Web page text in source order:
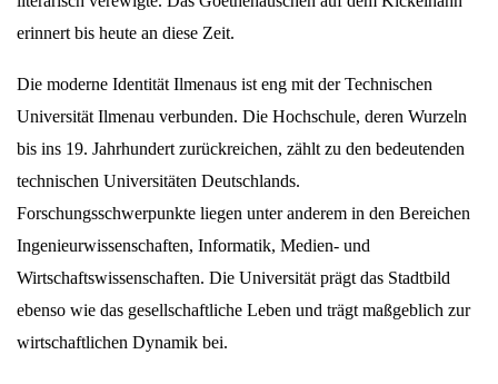
erinnert bis heute an diese Zeit.
Die moderne Identität Ilmenaus ist eng mit der Technischen
Universität Ilmenau verbunden. Die Hochschule, deren Wurzeln
bis ins 19. Jahrhundert zurückreichen, zählt zu den bedeutenden
technischen Universitäten Deutschlands.
Forschungsschwerpunkte liegen unter anderem in den Bereichen
Ingenieurwissenschaften, Informatik, Medien- und
Wirtschaftswissenschaften. Die Universität prägt das Stadtbild
ebenso wie das gesellschaftliche Leben und trägt maßgeblich zur
wirtschaftlichen Dynamik bei.